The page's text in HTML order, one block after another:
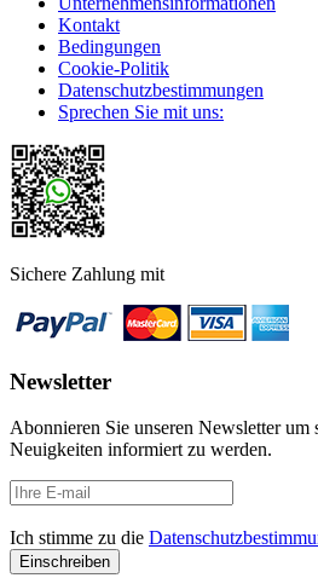
Kontakt
Bedingungen
Cookie-Politik
Datenschutzbestimmungen
Sprechen Sie mit uns:
Sichere Zahlung mit
Newsletter
Abonnieren Sie unseren Newsletter um
Neuigkeiten informiert zu werden.
Ich stimme zu die